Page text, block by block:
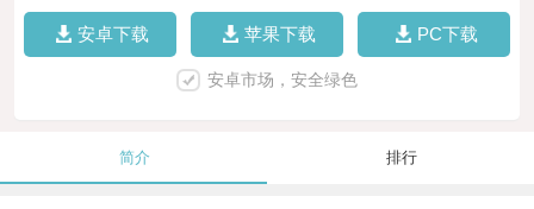
安卓下载 苹果下载 PC下载
安卓市场，安全绿色
简介 排行